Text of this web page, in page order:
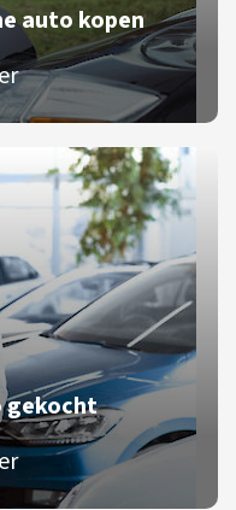
auto kopen
gekocht